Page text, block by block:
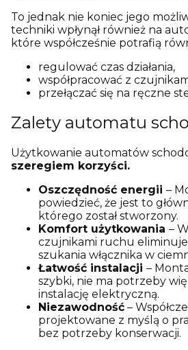
To jednak nie koniec jego
techniki wpłynął również na
które współcześnie potrafią
regulować czas działania,
współpracować z
przełączać się na ręczne
Zalety automatu
Użytkowanie automatów
szeregiem korzyści.
Oszczędność energii –
powiedzieć, że jest to
którego został stworzony.
Komfort użytkowania –
czujnikami ruchu
szukania włącznika w
Łatwość instalacji –
szybki, nie ma potrzeby
instalację elektryczną.
Niezawodność –
projektowane z myślą o
bez potrzeby konserwacji.